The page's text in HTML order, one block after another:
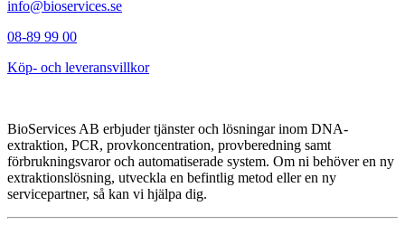
info@bioservices.se
08-89 99 00
Köp- och leveransvillkor
BioServices AB erbjuder tjänster och lösningar inom DNA-
extraktion, PCR, provkoncentration, provberedning samt
förbrukningsvaror och automatiserade system. Om ni behöver en ny
extraktionslösning, utveckla en befintlig metod eller en ny
servicepartner, så kan vi hjälpa dig.